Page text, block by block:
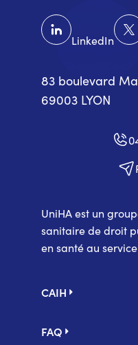
LinkedIn
83 boulevard
69003 LYON
UniHA est un
sanitaire de droit
en santé au
de
CAIH
FAQ